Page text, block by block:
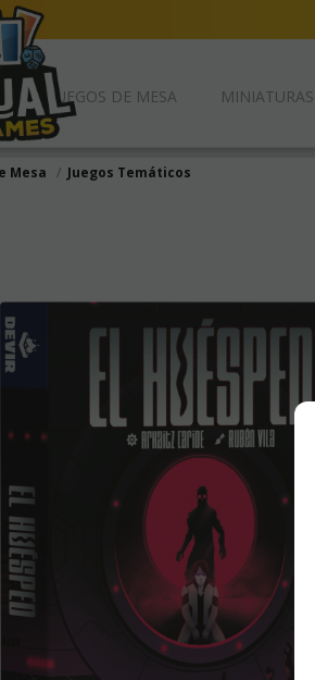
JUEGOS DE MESA MINIATURAS
Mesa Juegos Temáticos